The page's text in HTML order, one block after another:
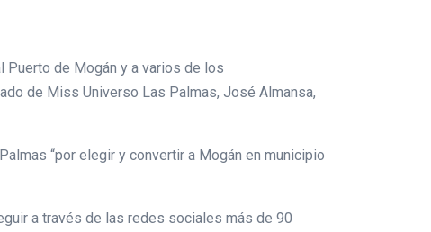
Puerto de Mogán y a varios de los
de Miss Universo Las Palmas, José Almansa,
“por elegir y convertir a Mogán en municipio
a través de las redes sociales más de 90